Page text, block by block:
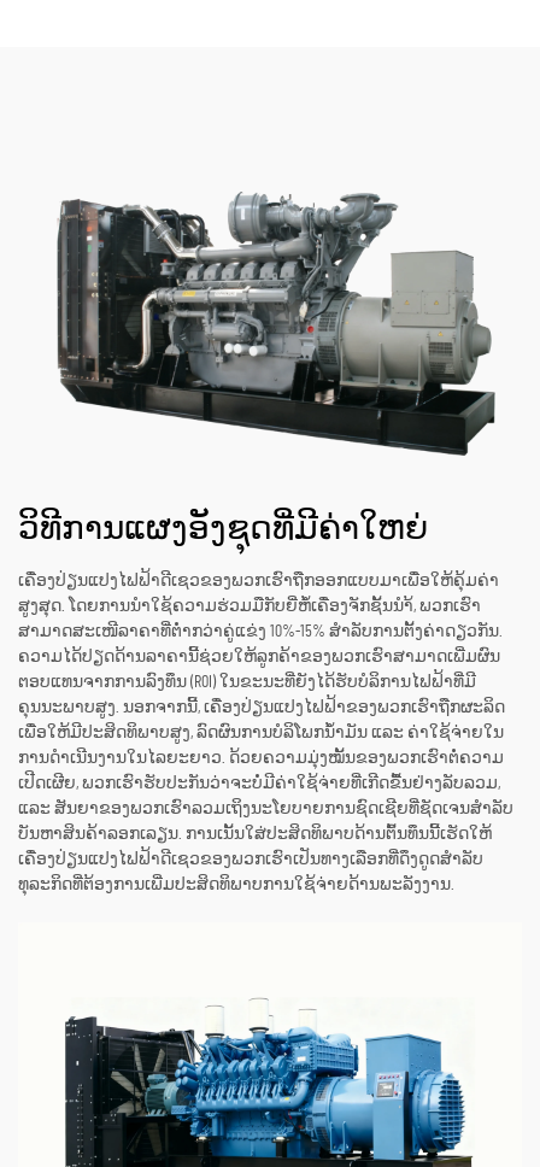
ວິທີການແຜງອັງຊຸດທີ່ມີຄ່າໃຫຍ່
ເຄື່ອງປ່ຽນແປງໄຟຟ້າດີເຊວຂອງພວກເຮົາຖືກອອກແບບມາເພື່ອໃຫ້ຄຸ້ມຄ່າ
ສູງສຸດ. ໂດຍການນຳໃຊ້ຄວາມຮ່ວມມືກັບຍີ່ຫໍ້ເຄື່ອງຈັກຊັ້ນນຳ້, ພວກເຮົາ
ສາມາດສະເໜີລາຄາທີ່ຕ່ຳກວ່າຄູ່ແຂ່ງ 10%-15% ສຳລັບການຕັ້ງຄ່າດຽວກັນ.
ຄວາມໄດ້ປຽດດ້ານລາຄານີ້ຊ່ວຍໃຫ້ລູກຄ້າຂອງພວກເຮົາສາມາດເພີ່ມຜົນ
ຕອບແທນຈາກການລົງທຶນ (ROI) ໃນຂະນະທີ່ຍັງໄດ້ຮັບບໍລິການໄຟຟ້າທີ່ມີ
ຄຸນນະພາບສູງ. ນອກຈາກນີ້, ເຄື່ອງປ່ຽນແປງໄຟຟ້າຂອງພວກເຮົາຖືກຜະລິດ
ເພື່ອໃຫ້ມີປະສິດທິພາບສູງ, ລົດຜົນການບໍລິໂພກນ້ຳມັນ ແລະ ຄ່າໃຊ້ຈ່າຍໃນ
ການດຳເນີນງານໃນໄລຍະຍາວ. ດ້ວຍຄວາມມຸ່ງໝັ້ນຂອງພວກເຮົາຕໍ່ຄວາມ
ເປີດເຜີຍ, ພວກເຮົາຮັບປະກັນວ່າຈະບໍ່ມີຄ່າໃຊ້ຈ່າຍທີ່ເກີດຂື້ນຢ່າງລັບລວມ,
ແລະ ສັນຍາຂອງພວກເຮົາລວມເຖິງນະໂຍບາຍການຊົດເຊີຍທີ່ຊັດເຈນສຳລັບ
ບັນຫາສິນຄ້າລອກເລຽນ. ການເນັ້ນໃສ່ປະສິດທິພາບດ້ານຕົ້ນທຶນນີ້ເຮັດໃຫ້
ເຄື່ອງປ່ຽນແປງໄຟຟ້າດີເຊວຂອງພວກເຮົາເປັນທາງເລືອກທີ່ດຶງດູດສຳລັບ
ທຸລະກິດທີ່ຕ້ອງການເພີ່ມປະສິດທິພາບການໃຊ້ຈ່າຍດ້ານພະລັງງານ.